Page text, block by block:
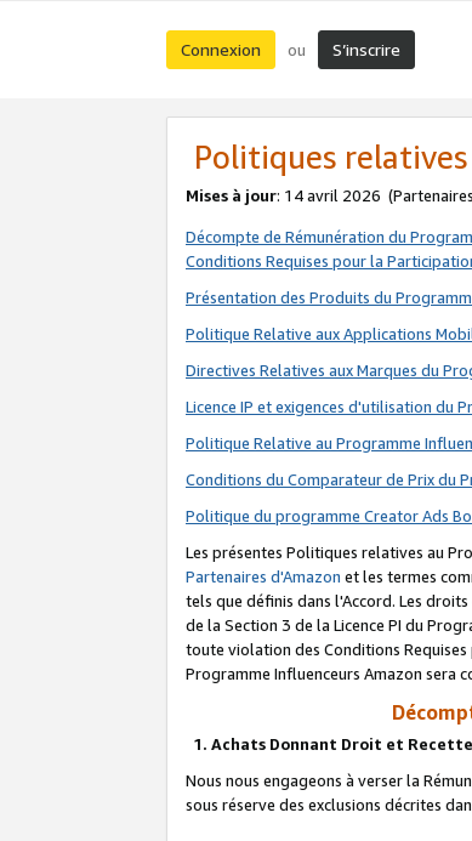
Connexion ou S’inscrire
Politiques
Mises à jour: 14 avril 2026
Décompte de Rémunération du
Conditions Requises pour la
Présentation des Produits du
Politique Relative aux Applications
Directives Relatives aux Marques du
Licence IP et exigences d'utilisation du
Politique Relative au Programme
Conditions du Comparateur de Prix du
Politique du programme Creator Ads
Les présentes Politiques relatives au
Partenaires d'Amazon et les termes
tels que définis dans l'Accord. Les
de la Section 3 de la Licence PI du
toute violation des Conditions
Programme Influenceurs Amazon sera
1. Achats Donnant Droit et
Nous nous engageons à verser la
sous réserve des exclusions décrites